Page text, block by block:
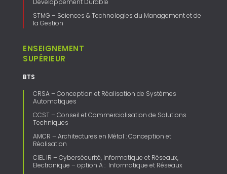
Développement Durable
STMG – Sciences & Technologies du Management et de
la Gestion
ENSEIGNEMENT
SUPÉRIEUR
BTS
CRSA – Conception et Réalisation de Systèmes
Automatiques
CCST – Conseil et Commercialisation de Solutions
Techniques
AMCR – Architectures en Métal : Conception et
Réalisation
CIEL IR – Cybersécurité, Informatique et Réseaux,
Electronique – option A : Informatique et Réseaux